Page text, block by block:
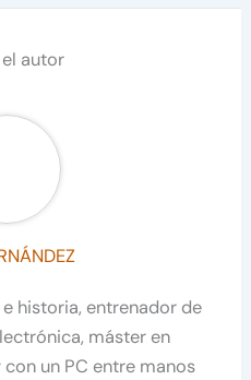
autor
historia, entrenador de
máster en
un PC entre manos